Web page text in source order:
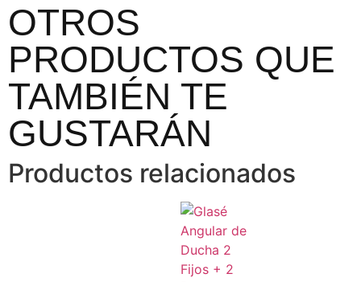
OTROS
PRODUCTOS QUE
TAMBIÉN TE
GUSTARÁN
Productos relacionados